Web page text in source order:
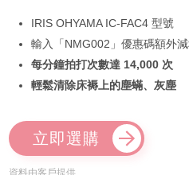
IRIS OHYAMA IC-FAC4 型號
輸入「NMG002」優惠碼額外
每分鐘拍打次數達 14,000 次
輕鬆清除床褥上的塵蟎、灰塵
立即選購